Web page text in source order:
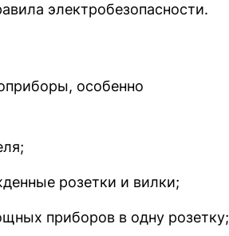
электробезопасности.
особенно
розетки и вилки;
приборов в одну розетку;